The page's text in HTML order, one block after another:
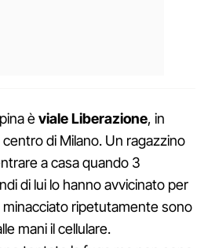
èviale Liberazione, in
di Milano. Un ragazzino
a casa quando 3
di lui lo hanno avvicinato per
minacciato ripetutamente sono
mani il cellulare.